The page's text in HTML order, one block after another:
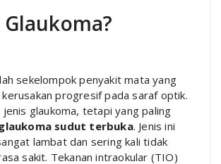
sekelompok penyakit mata yang
progresif pada saraf optik.
glaukoma, tetapi yang paling
sudut terbuka. Jenis ini
lambat dan sering kali tidak
sakit. Tekanan intraokular (TIO)